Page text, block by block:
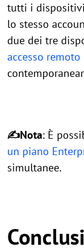
tutti i
lo stesso
due dei tre
accesso
✍Nota: È
un piano
simultanee.